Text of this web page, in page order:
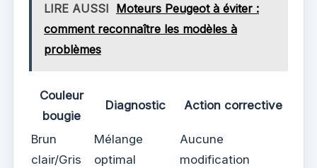
LIRE AUSSI Moteurs Peugeot à éviter :
comment reconnaître les modèles à
problèmes
Couleur
bougie
Diagnostic Action corrective
Brun
clair/Gris
Mélange
optimal
Aucune
modification